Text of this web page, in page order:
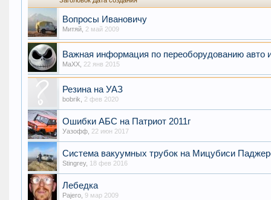
Вопросы Ивановичу
Митяй, 2 май 2009
Важная информация по переоборудованию
MaXX, 22 янв 2015
Резина на УАЗ
bobrik 2 фев 2020
Ошибки АБС на Патриот 2011г
Уазофф, 22 июн 2017
Система вакуумных трубок на Мицубиси
Stingrey, 18 фев 2016
Лебедка
Pajero, 9 мар 2009